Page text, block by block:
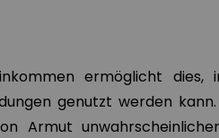
ermöglicht
genutzt werden
Armut